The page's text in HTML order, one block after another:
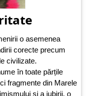
o asemenea
corecte precum
civilizate.
în toate părțile
fragmente din Marele
și a iubirii, o